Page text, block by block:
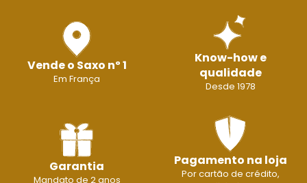
Vende o Saxo nº 1
Em França
Know-how e
qualidade
Desde 1978
Garantia
Mandato de 2 anos
Pagamento na loja
Por cartão de crédito,